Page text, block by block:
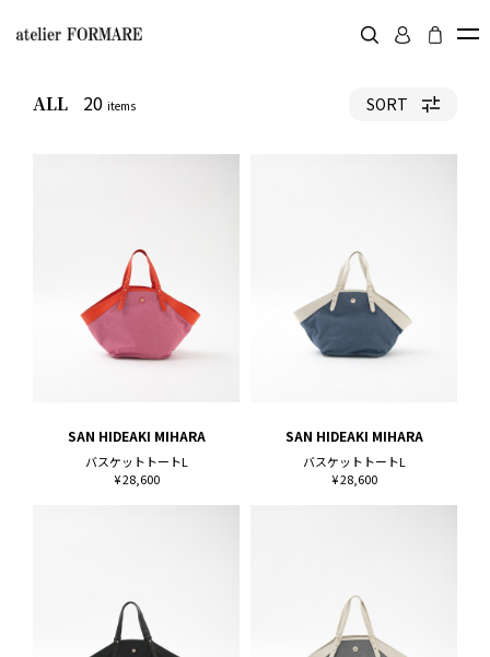
ALL 20 items SORT
SAN HIDEAKI MIHARA
バスケットトートL
¥ 28,600
SAN HIDEAKI MIHARA
バスケットトートL
¥ 28,600